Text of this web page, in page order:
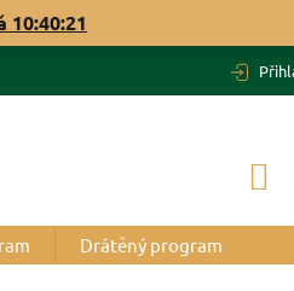
10:40:20
Drátěný program